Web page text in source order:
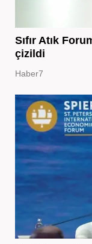
Sıfır Atık
çizildi
Haber7